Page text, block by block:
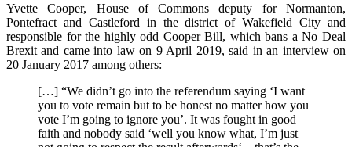
Yvette Cooper, House of Commons deputy for Normanton,
Pontefract and Castleford in the district of Wakefield City and
responsible for the highly odd Cooper Bill, which bans a No Deal
Brexit and came into law on 9 April 2019, said in an interview on
20 January 2017 among others:
[…] “We didn’t go into the referendum saying ‘I want
you to vote remain but to be honest no matter how you
vote I’m going to ignore you’. It was fought in good
faith and nobody said ‘well you know what, I’m just